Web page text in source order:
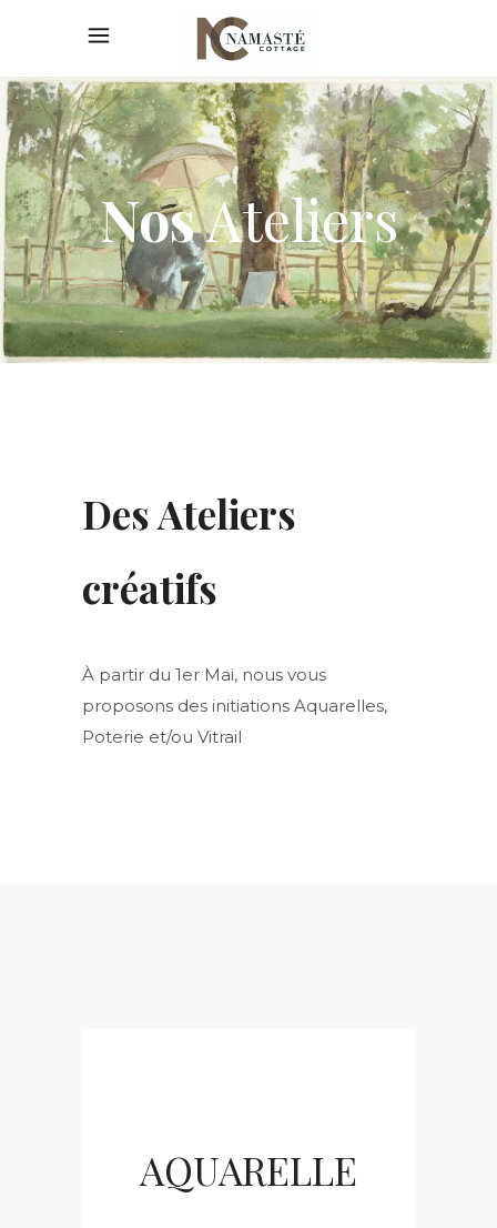
NosAteliers
Des Ateliers
créatifs
À partir du 1er Mai, nous vous
proposons des initiations Aquarelles,
Poterie et/ou Vitrail
AQUARELLE